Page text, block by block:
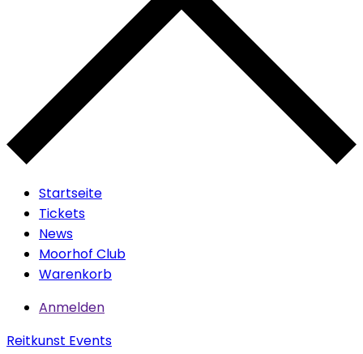
Startseite
Tickets
News
Moorhof Club
Warenkorb
Anmelden
Reitkunst Events